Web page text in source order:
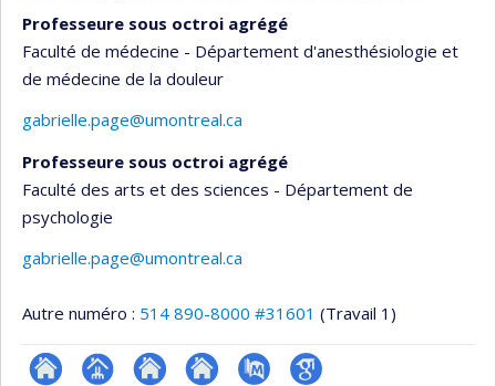
Professeure sous octroi agrégé
Faculté de médecine - Département d'anesthésiologie et
de médecine de la douleur
gabrielle.page@umontreal.ca
Professeure sous octroi agrégé
Faculté des arts et des sciences - Département de
psychologie
gabrielle.page@umontreal.ca
Autre numéro : 514 890-8000 #31601 (Travail 1)